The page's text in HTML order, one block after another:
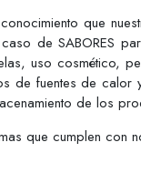
que
de SABORES
uso cosmético,
de fuentes de
de los
que cumplen con